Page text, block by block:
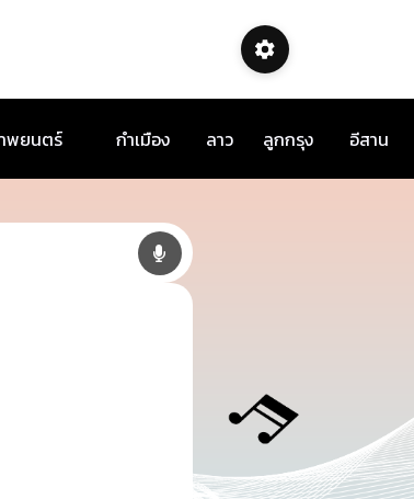
พยนตร์ กำเมือง ลาว ลูกกรุง อีสาน